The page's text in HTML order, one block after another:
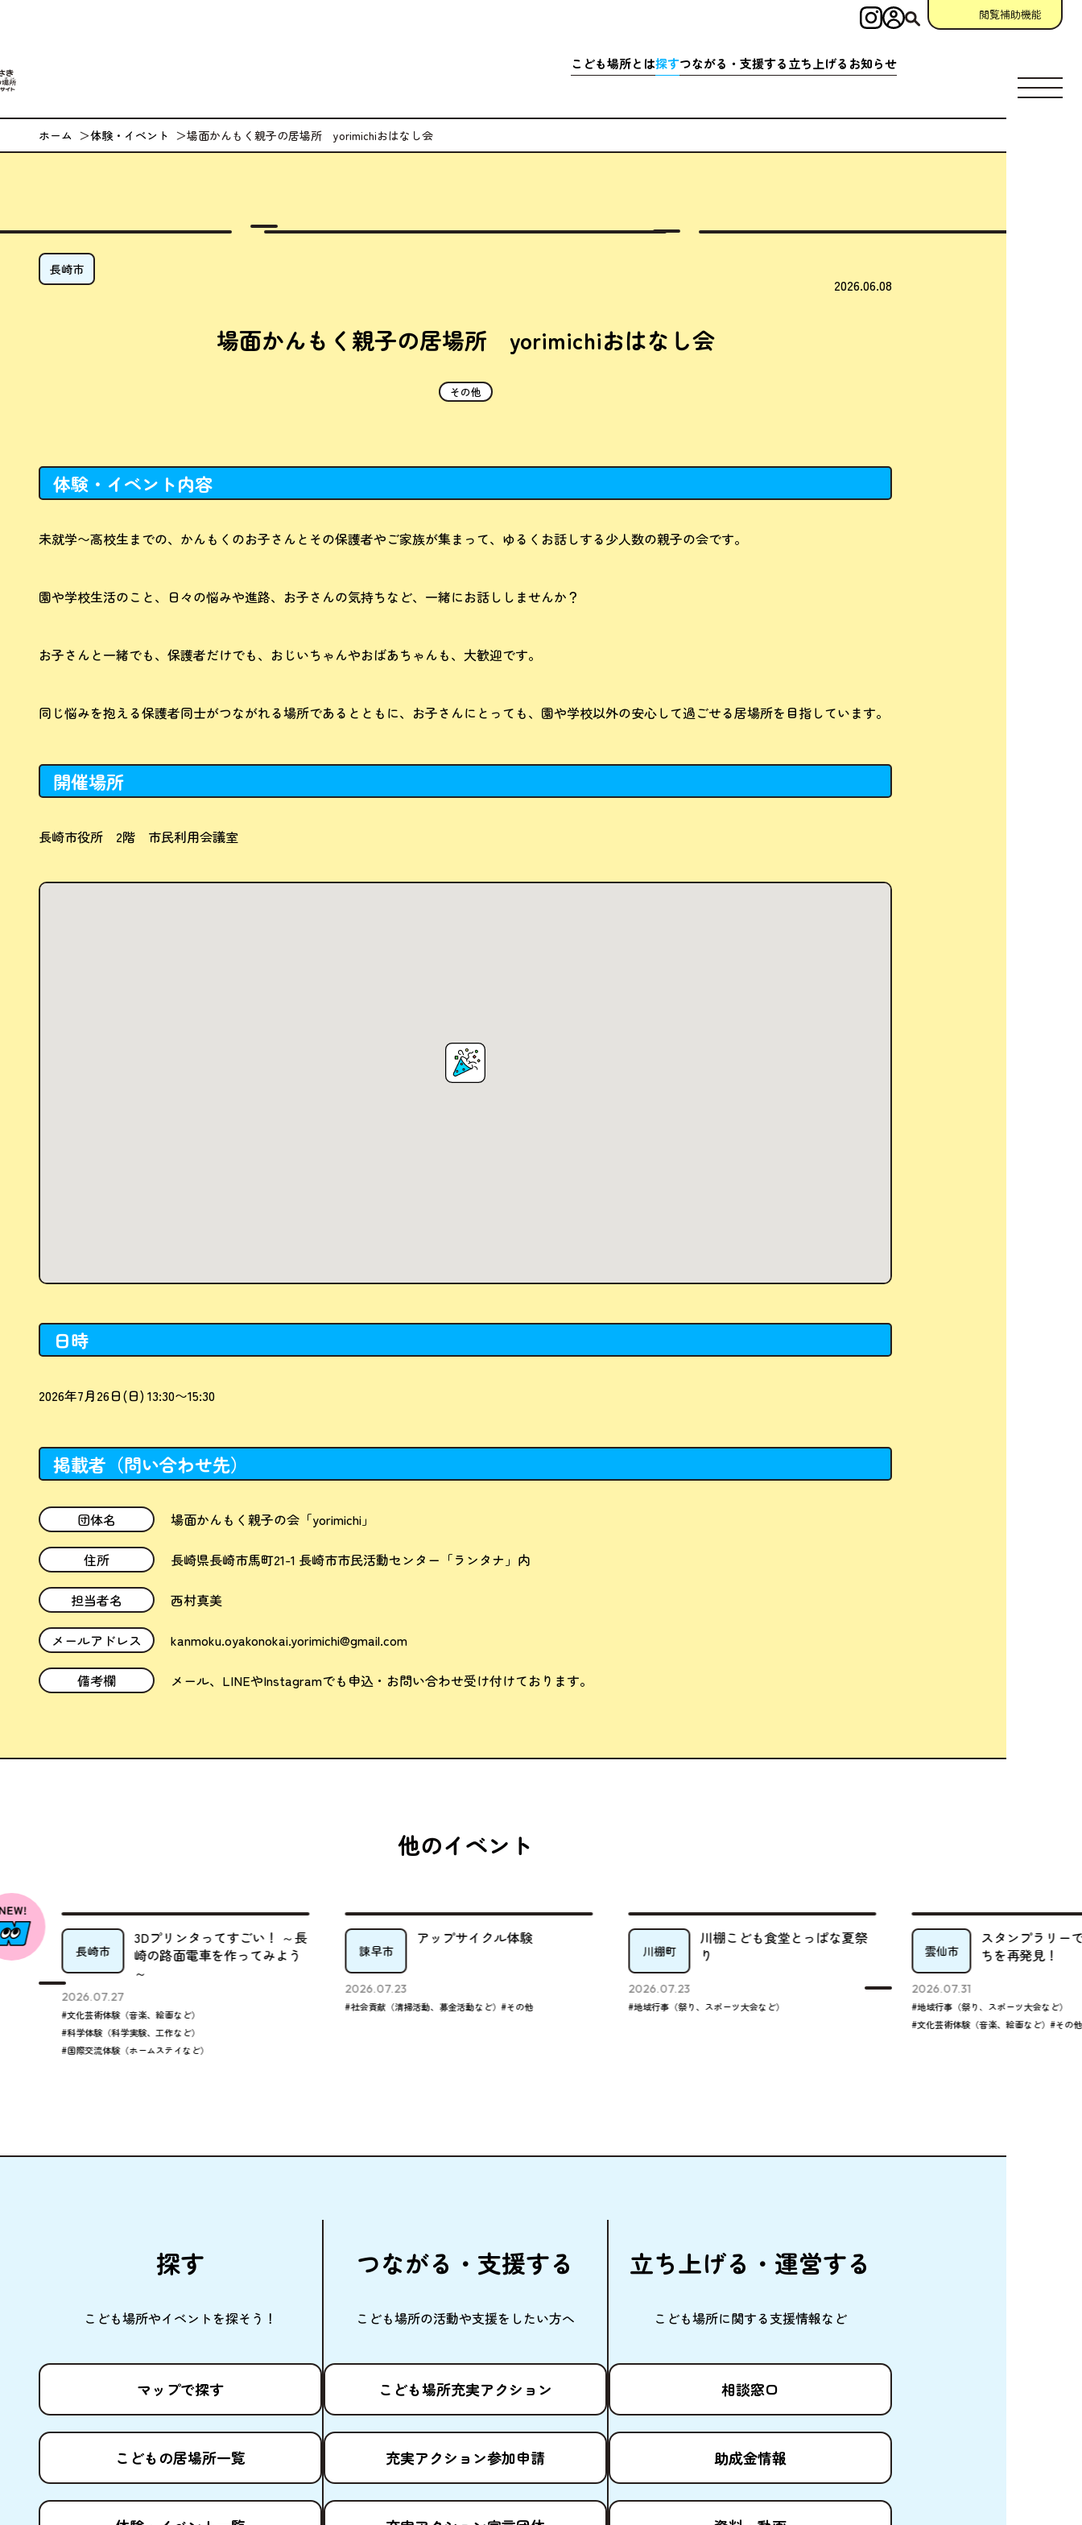
こども場所とは探すつながる・ 支援する立ち 上げる お知らせ
インスタグラム
ログイン 閲覧補助機能
ホーム 体験・イベント 場面かんもく親子の居場所 yorimichiおはなし会
長崎市
2026.06.08
場面かんもく親子の居場所 yorimichiおはなし会
その他
体験・イベント内容
未就学〜高校生までの、かんもくのお子さんとその保護者やご家族が集まって、ゆるくお話しする少人数の親子の会です。
園や学校生活のこと、日々の悩みや進路、お子さんの気持ちなど、一緒にお話ししませんか？
お子さんと一緒でも、保護者だけでも、おじいちゃんやおばあちゃんも、大歓迎です。
同じ悩みを抱える保護者同士がつながれる場所であるとともに、お子さんにとっても、園や学校以外の安心して過ごせる居場所を目指しています。
開催場所
長崎市役所 2階 市民利用会議室
日時
2026年7月26日(日) 13:30〜15:30
掲載者（問い合わせ先）
団体名 場面かんもく親子の会「yorimichi」
住所 長崎県長崎市馬町21-1 長崎市市民活動センター「ランタナ」内
担当者名 西村真美
メールアドレス kanmoku.oyakonokai.yorimichi@gmail.com
備考欄 メール、LINEやInstagramでも申込・お問い合わせ受け付けております。
他のイベント
長崎市
3Dプリンタってすごい！ ～長
崎の路面電車を作ってみよう
～
2026.07.27
#文化芸術体験（音楽、絵画など）
#科学体験（科学実験、工作など）
#国際交流体験（ホームステイなど）
諫早市
アップサイクル体験
2026.07.23
#社会貢献（清掃活動、募金活動など） #その他
川棚町
川棚こども食堂とっぱな夏祭
り
2026.07.23
#地域行事（祭り、スポーツ大会など）
雲仙市
スタンプラリー
ちを再発見！
2026.07.31
#地域行事（祭り、スポーツ大会など）
#文化芸術体験（音楽、絵画など） #その他
探す
こども場所やイベントを探そう！
マップで探す
こどもの居場所一覧
つながる・ 支援する
こども場所の活動や支援をしたい方へ
こども場所充実アクション
充実アクション参加申請
立ち上げる・ 運営する
こども場所に関する支援情報など
相談窓口
助成金情報